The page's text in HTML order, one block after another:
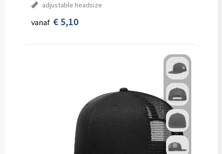
adjustable headsize
vanaf € 5,10